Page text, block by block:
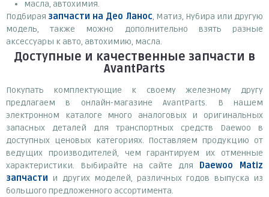
масла, автохимия.
Подбирая запчасти на Део Ланос, Матиз, Нубира или другую
модель, также можно дополнительно взять разные
аксессуары к авто, автохимию, масла.
Доступные и качественные запчасти в
AvantParts
Покупать комплектующие к своему железному другу
предлагаем в онлайн-магазине AvantParts. В нашем
электронном каталоге много аналоговых и оригинальных
запасных деталей для транспортных средств Daewoo в
доступных ценовых категориях. Поставляем продукцию от
ведущих производителей, чем гарантируем их отменные
характеристики. Выбирайте на сайте для Daewoo Matiz
запчасти и других моделей, различных годов выпуска из
большого предложенного ассортимента.